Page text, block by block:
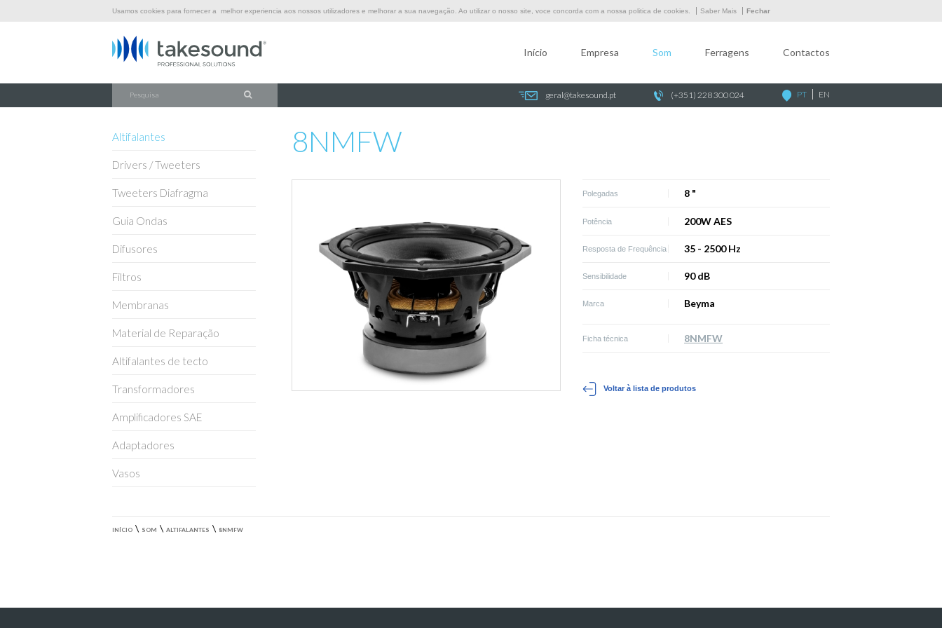
Usamos cookies para fornecer a melhor experiencia aos nossos utilizadores e melhorar a sua navegação. Ao utilizar o nosso site, voce concorda com a nossa politica de cookies. Saber Mais Fechar
Contactos
Início Empresa Som Ferragens Contactos
geral@takesound.pt (+351) 228 300 024 PT EN
INÍCIO \ SOM
8NMFW
Polegadas 8 "
Potência 200W AES
Resposta de Frequência 35 - 2500 Hz
Sensibilidade 90 dB
Marca Beyma
Ficha técnica 8NMFW
Voltar à lista de produtos
Altifalantes
Drivers / Tweeters
Tweeters Diafragma
Guia Ondas
Difusores
Filtros
Membranas
Material de Reparação
Altifalantes de tecto
Transformadores
Amplificadores SAE
Adaptadores
Vasos
INÍCIO \ SOM \ ALTIFALANTES \ 8NMFW